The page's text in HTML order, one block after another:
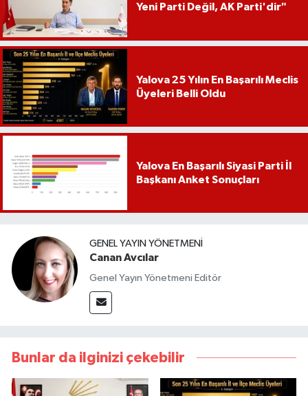
Yeni Parti Değil, AK Parti'dir"
Yalova 25 Yılın En Başarılı Meclis
Üyeleri Belli Oldu
Yalova En Başarılı Siyasi Parti İl
Başkanı Anket Sonuçları
GENEL YAYIN YÖNETMENI
Canan Avcılar
Genel Yayın Yönetmeni Editör
Bunlar da ilginizi çekebilir